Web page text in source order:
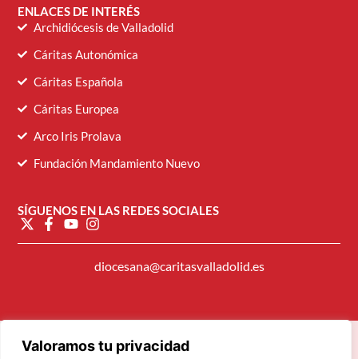
Valoramos tu privacidad
ENLACES DE INTERÉS
Archidiócesis de Valladolid
Cáritas Autonómica
Cáritas Española
Cáritas Europea
Arco Iris Prolava
Fundación Mandamiento Nuevo
SÍGUENOS EN LAS REDES SOCIALES
diocesana@caritasvalladolid.es